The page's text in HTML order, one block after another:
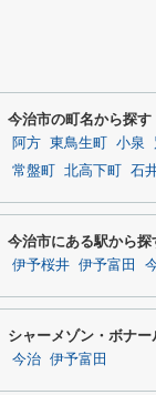
今治市の町名から探す
阿方 東鳥生町 小泉
常盤町
北高下町 石
今治市にある駅から探
伊予桜井 伊予富田
シャーメゾン・ボナ
今治 伊予富田